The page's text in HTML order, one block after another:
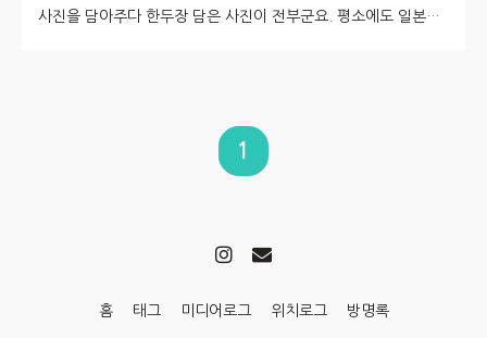
사진을 담아주다 한두장 담은 사진이 전부군요. 평소에도 일본식
곳이랍니다. 이 형님 덕분(?)에 공군사관학교 가는 것을 생각했었
는데... 지금은 안가길 잘했다는 생각이 드는건 왜일까요? ^^; 여
1
홈 태그 미디어로그 위치로그 방명록